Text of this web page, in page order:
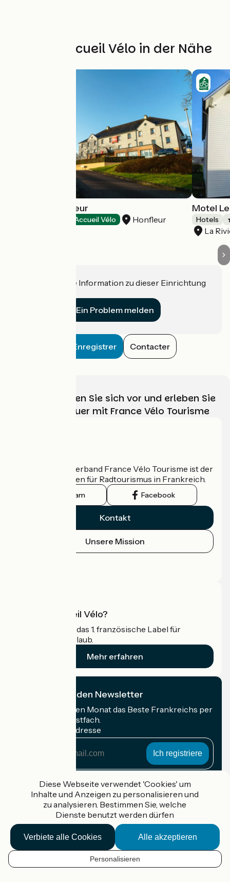
DE
Weitere Accueil Vélo in der Nähe
Hôtel Ibis Honfleur
Accueil Vélo Honfleur
Motel
Hotels
La
Haben Sie eine Information zu dieser Einrichtung
Ein Problem melden
Enregistrer Contacter
Wählen, bereiten Sie sich vor und erleben Sie
Ihr Radabenteuer mit France Vélo Tourisme
Der nationale Verband France Vélo Tourisme ist der
offizielle Leitfaden für Radtourismus in Frankreich.
Instagram Facebook
Kontakt
Unsere Mission
Was ist Accueil Vélo?
Accueil Vélo ist das 1. französische Label für
Radfahrer im Urlaub.
Mehr erfahren
Ich abonniere den Newsletter
Erhalten Sie jeden Monat das Beste Frankreichs per
Rad in Ihrem Postfach.
Meine E-Mail-Adresse
Adresse
Gefördert im Rahmen von Destination France
Accueil Vélo Pro
Kontakt
Rechtliche Informationen
Diese Webseite verwendet 'Cookies' um
Inhalte und Anzeigen zu personalisieren und
zu analysieren. Bestimmen Sie, welche
Dienste benutzt werden dürfen
Alle akzeptieren
Verbiete alle Cookies
Personalisieren